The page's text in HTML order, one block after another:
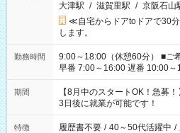
大津駅 / 滋賀里駅 / 京阪石山
≪自宅からドアtoドアで30
します。
勤務時間
9:00～18:00（休憩60分） ■ご希望があれば下記シフトもOK！
早番 7:00～16:00 遅番 10:00～
と休みを合わせたい」 「余裕
「できれば残業はしたくない
ね。 ※Wワーク希望の方へ 今ご覧のお仕事で希望する勤務時間
と、もう1つのお仕事の勤務時
合は応募できません。
期間
【8月中のスタートOK！急募
3日後に就業が可能です！
特徴 履歴書不要 / 40～50代活躍中 /